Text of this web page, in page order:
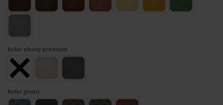
Kolor altany premium
Kolor gontu